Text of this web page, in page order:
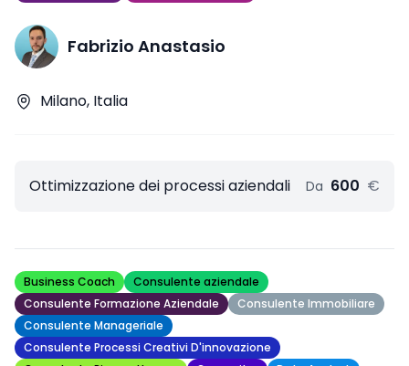
Fabrizio Anastasio
Milano, Italia
Ottimizzazione dei processi aziendali Da 600 €
Business Coach
Consulente aziendale
Consulente Formazione Aziendale
Consulente Immobiliare
Consulente Manageriale
Consulente Processi Creativi D'innovazione